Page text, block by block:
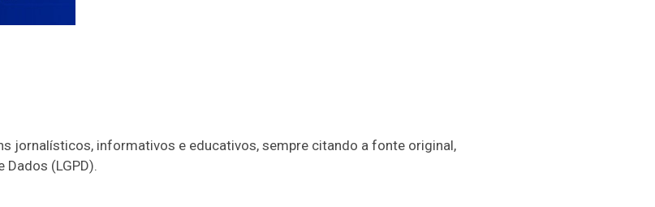
jornalísticos, informativos e educativos, sempre citando a fonte original,
Dados (LGPD).